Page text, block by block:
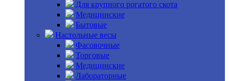
Для крупного рогатого скота
Медицинские
Бытовые
Настольные весы
Фасовочные
Торговые
Медицинские
Лабораторные